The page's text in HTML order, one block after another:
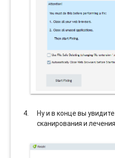
Ну и в конце вы
сканирования и